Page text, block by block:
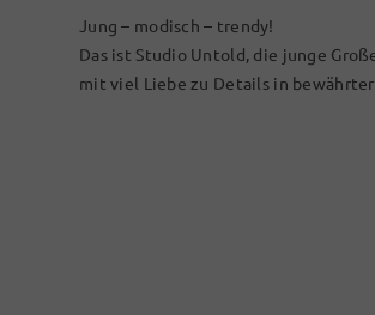
Jung – modisch – trendy!
Das ist Studio Untold, die junge
mit viel Liebe zu Details in